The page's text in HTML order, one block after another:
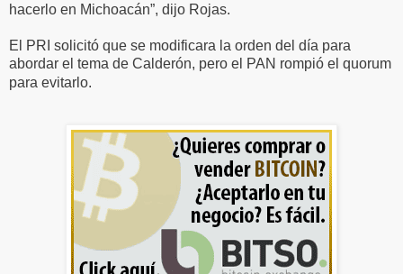
hacerlo en Michoacán”, dijo Rojas.
El PRI solicitó que se modificara la orden del día para
abordar el tema de Calderón, pero el PAN rompió el quorum
para evitarlo.